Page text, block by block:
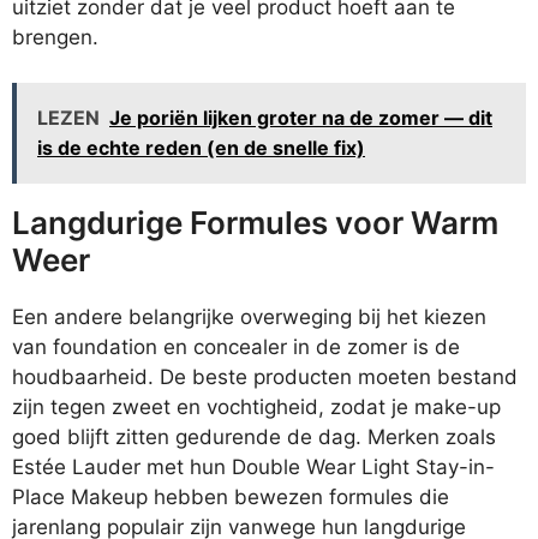
uitziet zonder dat je veel product hoeft aan te
brengen.
LEZEN Je poriën lijken groter na de zomer — dit
is de echte reden (en de snelle fix)
Langdurige Formules voor Warm
Weer
Een andere belangrijke overweging bij het kiezen
van foundation en concealer in de zomer is de
houdbaarheid. De beste producten moeten bestand
zijn tegen zweet en vochtigheid, zodat je make-up
goed blijft zitten gedurende de dag. Merken zoals
Estée Lauder met hun Double Wear Light Stay-in-
Place Makeup hebben bewezen formules die
jarenlang populair zijn vanwege hun langdurige